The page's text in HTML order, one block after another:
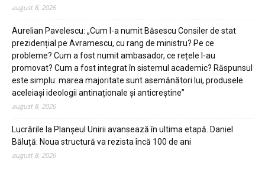
august 8, 2026
Aurelian Pavelescu: „Cum l-a numit Băsescu Consiler de stat
prezidențial pe Avramescu, cu rang de ministru? Pe ce
probleme? Cum a fost numit ambasador, ce rețele l-au
promovat? Cum a fost integrat în sistemul academic? Răspunsul
este simplu: marea majoritate sunt asemănători lui, produsele
aceleiași ideologii antinaționale și anticreștine”
august 8, 2026
Lucrările la Planșeul Unirii avansează în ultima etapă. Daniel
Băluță: Noua structură va rezista încă 100 de ani
august 8, 2026